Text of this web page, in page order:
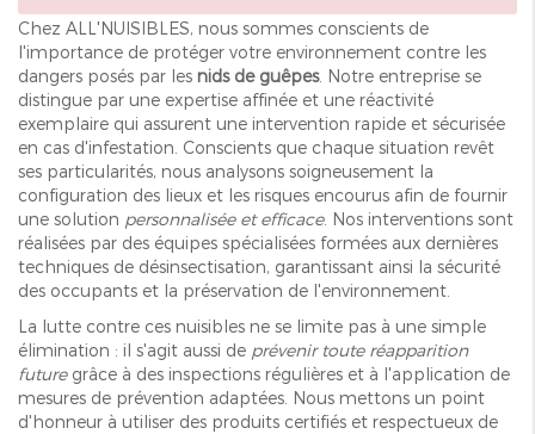
Chez ALL'NUISIBLES, nous sommes conscients de
l'importance de protéger votre environnement contre les
dangers posés par les nids de guêpes. Notre entreprise se
distingue par une expertise affinée et une réactivité
exemplaire qui assurent une intervention rapide et sécurisée
en cas d'infestation. Conscients que chaque situation revêt
ses particularités, nous analysons soigneusement la
configuration des lieux et les risques encourus afin de fournir
une solution personnalisée et efficace. Nos interventions sont
réalisées par des équipes spécialisées formées aux dernières
techniques de désinsectisation, garantissant ainsi la sécurité
des occupants et la préservation de l'environnement.
La lutte contre ces nuisibles ne se limite pas à une simple
élimination : il s'agit aussi de prévenir toute réapparition
futuregrâce à des inspections régulières et à l'application de
mesures de prévention adaptées. Nous mettons un point
d'honneur à utiliser des produits certifiés et respectueux de